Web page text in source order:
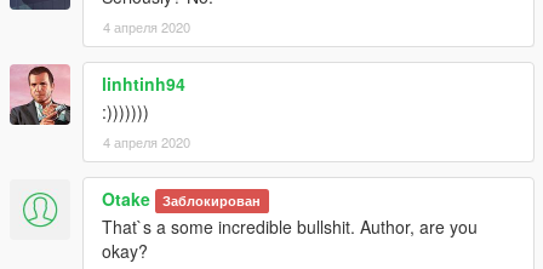
4 апреля 2020
linhtinh94
:)))))))
4 апреля 2020
Otake Заблокирован
That`s a some incredible bullshit. Author, are you
okay?